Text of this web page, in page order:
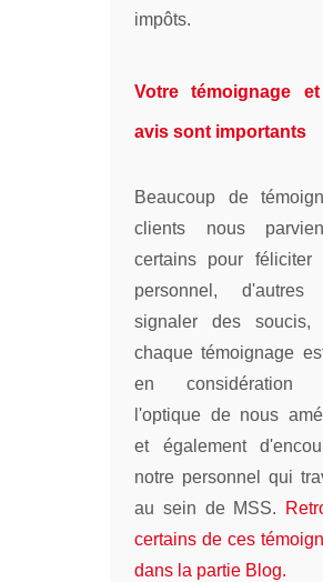
impôts.
Votre témoignage
avis sont importants
Beaucoup de
clients nous
certains pour féliciter
personnel, d'autres
signaler des soucis,
chaque témoignage
en considération
l'optique de nous
et également
notre personnel qui
au sein de MSS.
certains de ces
dans la partie Blog.